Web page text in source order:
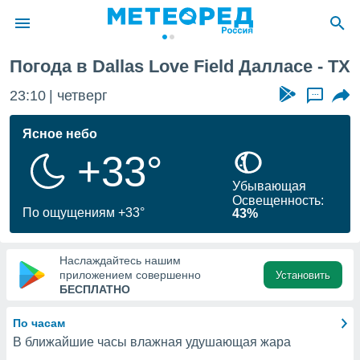
о
Вы можете
к этому
доступ
Погода в Dallas Love Field Далласе - TX
23:10 четверг ...
Ясное небо
+33°
По ощущениям +33°
Убывающая
Освещенность:
43%
Наслаждайтесь нашим
приложением совершенно
БЕСПЛАТНО
Установить
По часам
В ближайшие часы влажная удушающая жара